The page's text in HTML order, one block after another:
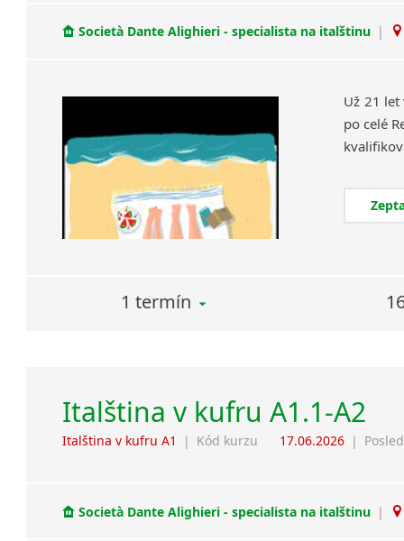
Società Dante Alighieri - specialista na italštinu |
Už 21 let
po celé
1 termín
Italština v kufru A1.1-A2
Italština v kufru A1 | Kód kurzu 17.06.2026 |
Società Dante Alighieri - specialista na italštinu |